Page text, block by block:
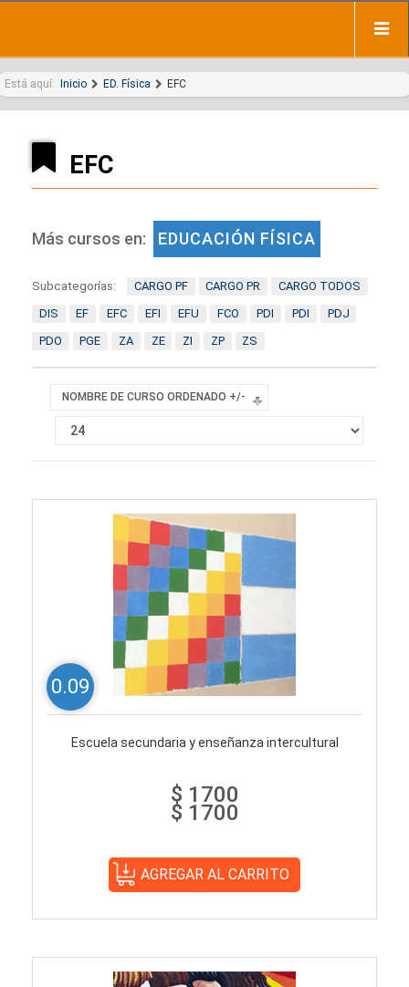
Está aquí: Inicio ED. Física EFC
EFC
Más cursos en: EDUCACIÓN FÍSICA
Subcategorías: CARGO PF CARGO PR
CARGO TODOS
DIS
EF EFC EFI EFU FCO PDI PDI
PDJ
PDO
PGE ZA ZE ZI ZP ZS
NOMBRE DE CURSO ORDENADO +/-
0.09
Escuela secundaria y enseñanza intercultural
$ 1700
$ 1700